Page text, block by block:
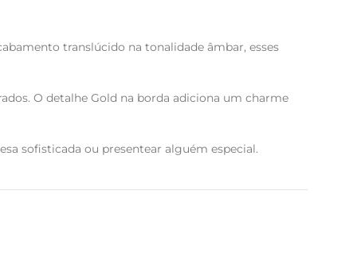
translúcido na tonalidade âmbar, esses
O detalhe Gold na borda adiciona um charme
sofisticada ou presentear alguém especial.